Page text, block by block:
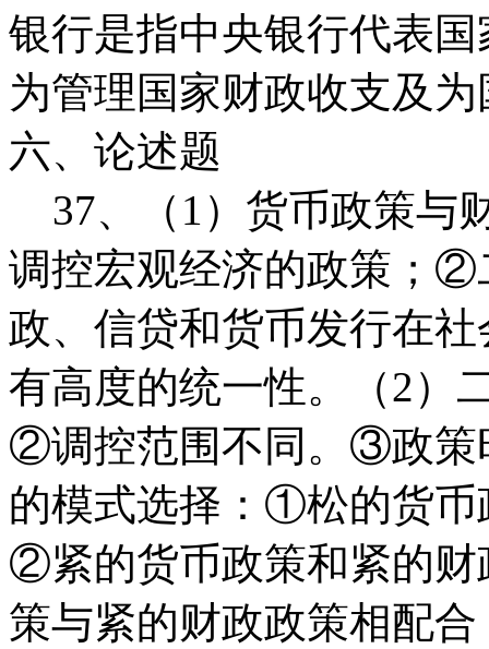
银行是指中央银行代表
为管理国家财政收支及
六、论述题
37、（1）货币政策与
调控宏观经济的政策；
政、信贷和货币发行在
有高度的统一性。（2）
②调控范围不同。③政策
的模式选择：①松的货币
②紧的货币政策和紧的
策与紧的财政政策相配